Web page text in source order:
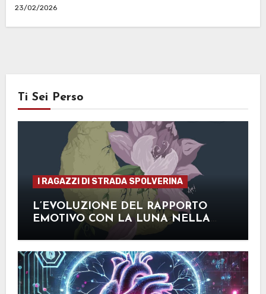
23/02/2026
Ti Sei Perso
I RAGAZZI DI STRADA SPOLVERINA
L’EVOLUZIONE DEL RAPPORTO
EMOTIVO CON LA LUNA NELLA
LETTERATURA: UN BREVE EXCURSUS
DALL’ANTICHITÀ AI GIORNI NOSTRI